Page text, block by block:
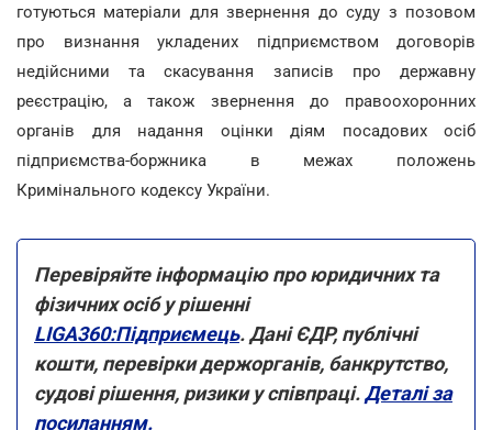
готуються матеріали для звернення до суду з позовом
про визнання укладених підприємством договорів
недійсними та скасування записів про державну
реєстрацію, а також звернення до правоохоронних
органів для надання оцінки діям посадових осіб
підприємства-боржника в межах положень
Кримінального кодексу України.
Перевіряйте інформацію про юридичних та
фізичних осіб у рішенні
LIGA360:Підприємець. Дані ЄДР, публічні
кошти, перевірки держорганів, банкрутство,
судові рішення, ризики у співпраці.Деталі за
посиланням.